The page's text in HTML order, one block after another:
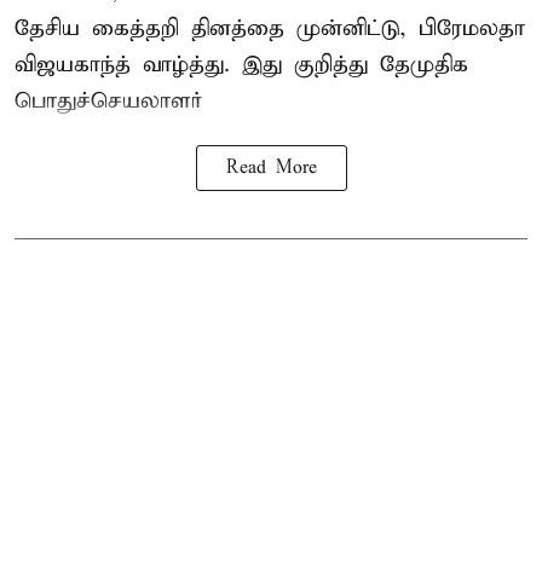
தேசிய கைத்தறி தினத்தை முன்னிட்டு, பிரேமலதா
விஜயகாந்த் வாழ்த்து. இது குறித்து தேமுதிக
பொதுச்செயலாளர்
Read More